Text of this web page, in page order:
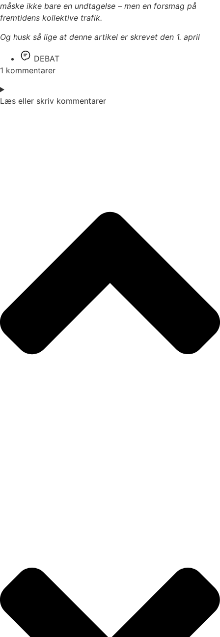
måske ikke bare en undtagelse – men en forsmag på
fremtidens kollektive trafik.
Og husk så lige at denne artikel er skrevet den 1. april
DEBAT
1 kommentarer
Læs eller skriv kommentarer